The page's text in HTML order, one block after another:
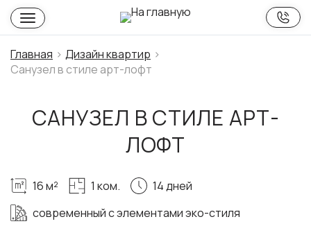
Главная
Дизайн квартир
Cанузел в стиле арт-лофт
CАНУЗЕЛ В СТИЛЕ АРТ-
ЛОФТ
16 м² 1 ком.
14 дней
cовременный с элементами эко-стиля